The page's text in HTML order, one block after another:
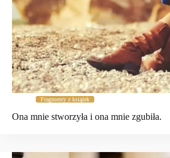
Fragmenty z książek
Ona mnie stworzyła i ona mnie zgubiła.